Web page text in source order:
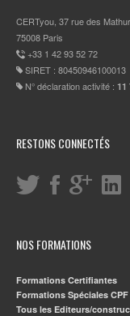
CERTyou, 37 rue des
75008 Paris
+33 1 42 93 52 72
SIRET : 80450946100013
N° déclaration activité : 11
RESTONS CONNECTÉS
NOS FORMATIONS
Formations Certifiantes
Formations Spéciales CPF
Tous les Editeurs/